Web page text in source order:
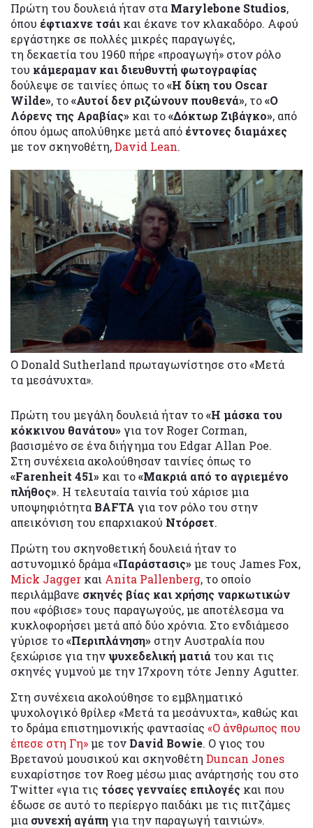
Πρώτη του δουλειά ήταν στα Marylebone Studios,
όπου έφτιαχνε τσάι και έκανε τον κλακαδόρο. Αφού
εργάστηκε σε πολλές μικρές παραγωγές,
τη δεκαετία του 1960 πήρε «προαγωγή» στον ρόλο
του κάμεραμαν και διευθυντή φωτογραφίας
δούλεψε σε ταινίες όπως το«Η δίκη του Oscar
Wilde», το«Αυτοί δεν ριζώνουν πουθενά», το«Ο
Λόρενς της Αραβίας» και το«Δόκτωρ Ζιβάγκο», από
όπου όμως απολύθηκε μετά από έντονες διαμάχες
με τον σκηνοθέτη,David Lean.
O Donald Sutherland πρωταγωνίστησε στο «Μετά
τα μεσάνυχτα».
Πρώτη του μεγάλη δουλειά ήταν το«Η μάσκα του
κόκκινου θανάτου»για τον Roger Corman,
βασισμένο σε ένα διήγημα του Edgar Allan Poe.
Στη συνέχεια ακολούθησαν ταινίες όπως το
«Farenheit 451» και το«Μακριά από το αγριεμένο
πλήθος». Η τελευταία ταινία τού χάρισε μια
υποψηφιότητα BAFTA για τον ρόλο του στην
απεικόνιση του επαρχιακού Ντόρσετ.
Πρώτη του σκηνοθετική δουλειά ήταν το
αστυνομικό δράμα«Παράστασις»με τους James Fox,
Mick Jagger και Anita Pallenberg, το οποίο
περιλάμβανε σκηνές βίας και χρήσης ναρκωτικών
που «φόβισε» τους παραγωγούς, με αποτέλεσμα να
κυκλοφορήσει μετά από δύο χρόνια. Στο ενδιάμεσο
γύρισε το«Περιπλάνηση» στην Αυστραλία που
ξεχώρισε για τηνψυχεδελική ματιά του και τις
σκηνές γυμνού με την 17χρονη τότε Jenny Agutter.
Στη συνέχεια ακολούθησε το εμβληματικό
ψυχολογικό θρίλερ «Μετά τα μεσάνυχτα», καθώς και
το δράμα επιστημονικής φαντασίας «Ο άνθρωπος που
έπεσε στη Γη»με τον David Bowie. Ο γιος του
Βρετανού μουσικού και σκηνοθέτη Duncan Jones
ευχαρίστησε τον Roeg μέσω μιας ανάρτησής του στο
Twitter «για τις τόσες γενναίες επιλογές και που
έδωσε σε αυτό το περίεργο παιδάκι με τις πιτζάμες
μια συνεχή αγάπηγια την παραγωγή ταινιών».